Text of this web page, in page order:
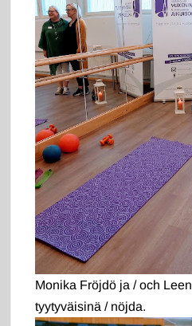
Monika Fröjdö ja / och
tyytyväisinä / nöjda.